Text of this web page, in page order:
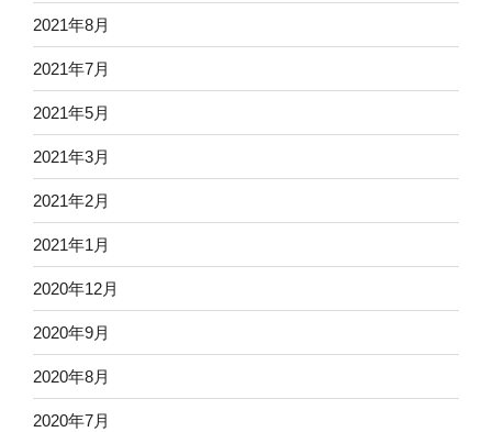
2021年8月
2021年7月
2021年5月
2021年3月
2021年2月
2021年1月
2020年12月
2020年9月
2020年8月
2020年7月